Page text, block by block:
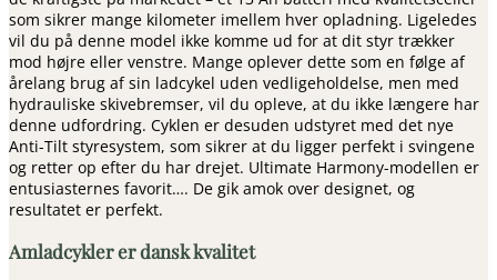
som sikrer mange kilometer imellem hver opladning. Ligeledes
vil du på denne model ikke komme ud for at dit styr trækker
mod højre eller venstre. Mange oplever dette som en følge af
årelang brug af sin ladcykel uden vedligeholdelse, men med
hydrauliske skivebremser, vil du opleve, at du ikke længere har
denne udfordring. Cyklen er desuden udstyret med det nye
Anti-Tilt styresystem, som sikrer at du ligger perfekt i svingene
og retter op efter du har drejet. Ultimate Harmony-modellen er
entusiasternes favorit…. De gik amok over designet, og
resultatet er perfekt.
Amladcykler er dansk kvalitet